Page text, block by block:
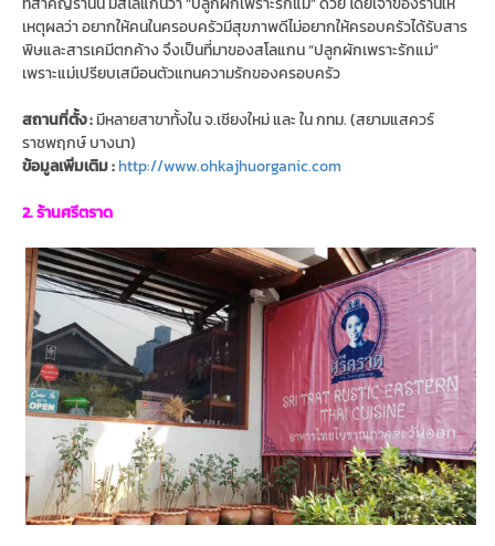
เหตุผลว่า อยากให้คนในครอบครัวมีสุขภาพดีไม่อยากให้ครอบครัวได้รับสาร
พิษและสารเคมีตกค้าง จึงเป็นที่มาของสโลแกน “ปลูกผักเพราะรักแม่”
เพราะแม่เปรียบเสมือนตัวแทนความรักของครอบครัว
สถานที่ตั้ง : มีหลายสาขาทั้งใน จ.เชียงใหม่ และ ใน กทม. (สยามแสควร์
ราชพฤกษ์ บางนา)
ข้อมูลเพิ่มเติม :http://www.ohkajhuorganic.com
2. ร้านศรีตราด